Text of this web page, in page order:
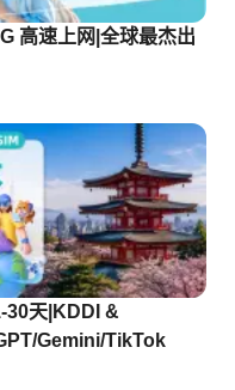
高速上网|全球最杰出
30天|KDDI &
Gemini/TikTok